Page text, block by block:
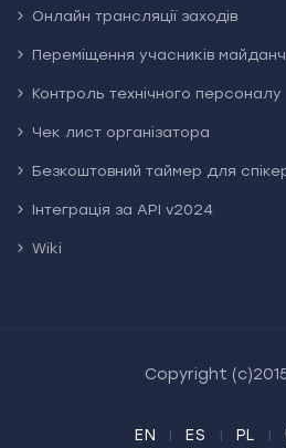
Онлайн трансляції заходів
Переміщення учасників
Контроль технічного персоналу
Чек лист організатора
Безкоштовний таймер для
Інтеграція за API v2024
Wiki
Copyright
EN ES PL